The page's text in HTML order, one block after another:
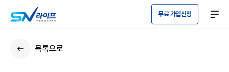
무료 가입신청
목록으로